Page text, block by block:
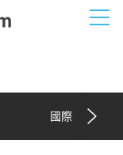
國際